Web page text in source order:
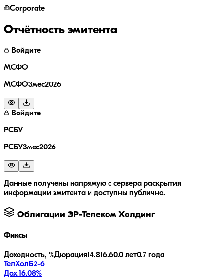
Corporate
Отчётность эмитента
Войдите
МСФО
МСФО3мес2026
Войдите
РСБУ
РСБУ3мес2026
Данные получены напрямую с сервера раскрытия
информации эмитента и доступны публично.
Облигации ЭР-Телеком Холдинг
Фиксы
Доходность, %Дюрация14.816.60.0 лет0.7 года
ТелХолБ2-6
Дох.16.08%